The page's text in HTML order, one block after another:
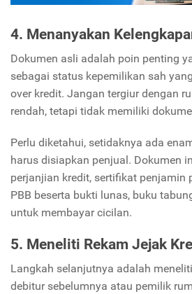
4. Menanyakan
Dokumen asli adalah poin penting
sebagai status kepemilikan sah
over kredit. Jangan tergiur dengan
rendah, tetapi tidak memiliki
Perlu diketahui, setidaknya ada
harus disiapkan penjual. Dokumen
perjanjian kredit, sertifikat penjamin
PBB beserta bukti lunas, buku
untuk membayar cicilan.
5. Meneliti Rekam Jejak
Langkah selanjutnya adalah
debitur sebelumnya atau pemilik